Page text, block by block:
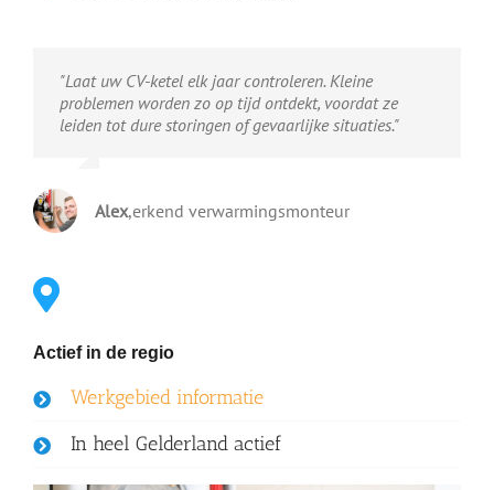
"Laat uw CV-ketel elk jaar controleren. Kleine
problemen worden zo op tijd ontdekt, voordat ze
leiden tot dure storingen of gevaarlijke situaties."
Alex,erkend verwarmingsmonteur
Actief in de regio
Werkgebied informatie
In heel Gelderland actief